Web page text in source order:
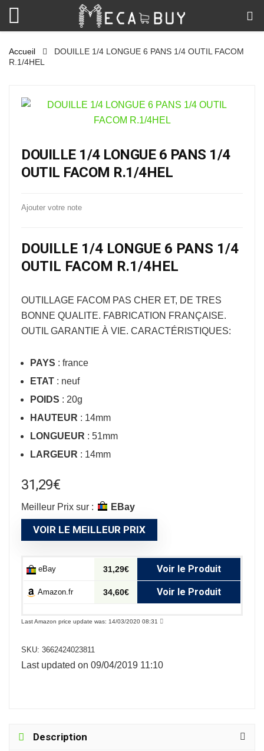
Accueil
DOUILLE 1/4 LONGUE 6 PANS 1/4 OUTIL FACOM
R.1/4HEL
DOUILLE 1/4 LONGUE 6 PANS 1/4
OUTIL FACOM R.1/4HEL
Ajouter votre note
DOUILLE 1/4 LONGUE 6 PANS 1/4
OUTIL FACOM R.1/4HEL
OUTILLAGE FACOM PAS CHER ET, DE TRES
BONNE QUALITE. FABRICATION FRANÇAISE.
OUTIL GARANTIE À VIE. CARACTÉRISTIQUES:
PAYS : france
ETAT : neuf
POIDS : 20g
HAUTEUR : 14mm
LONGUEUR : 51mm
LARGEUR : 14mm
31,29€
Meilleur Prix sur : eBay
VOIR LE MEILLEUR PRIX
eBay 31,29€ Voir le Produit
Amazon.fr 34,60€ Voir le Produit
Last Amazon price update was: 14/03/2020 08:31
SKU: 3662424023811
Last updated on 09/04/2019 11:10
Description